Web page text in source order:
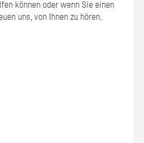
kön­nen oder wenn Sie einen
uns, von Ihnen zu hören.